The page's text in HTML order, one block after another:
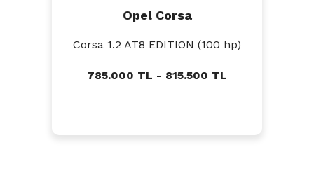
Opel Corsa
Corsa 1.2 AT8 EDITION (100 hp)
785.000 TL - 815.500 TL